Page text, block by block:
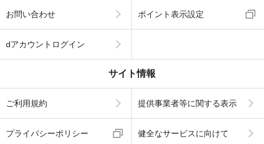
お問い合わせ ポイント表示設定
dアカウントログイン
サイト情報
ご利用規約 提供事業者等に関する表示
プライバシーポリシー 健全なサービスに向けて